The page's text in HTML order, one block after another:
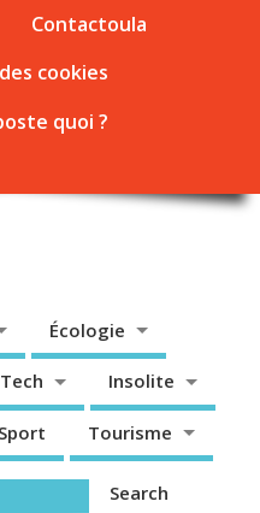
Contactoula
cookies
quoi ?
Écologie
Insolite
Sport Tourisme
Search